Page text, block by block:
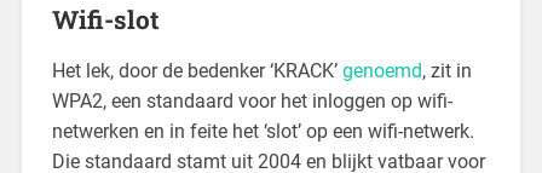
Wifi-slot
Het lek, door de bedenker ‘KRACK’ genoemd, zit in
WPA2, een standaard voor het inloggen op wifi-
netwerken en in feite het ‘slot’ op een wifi-netwerk.
Die standaard stamt uit 2004 en blijkt vatbaar voor